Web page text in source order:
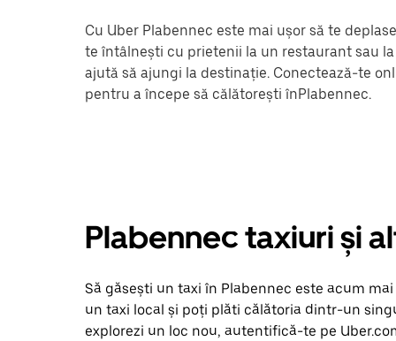
Cu Uber Plabennec este mai ușor să te
te întâlnești cu prietenii la un restaurant sau
ajută să ajungi la destinație. Conectează-te
pentru a începe să călătorești înPlabennec.
Plabennec taxiuri și
Să găsești un taxi în Plabennec este acum
un taxi local și poți plăti călătoria dintr-un
explorezi un loc nou, autentifică-te pe